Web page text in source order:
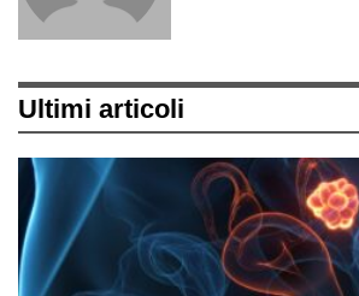
Ultimi articoli